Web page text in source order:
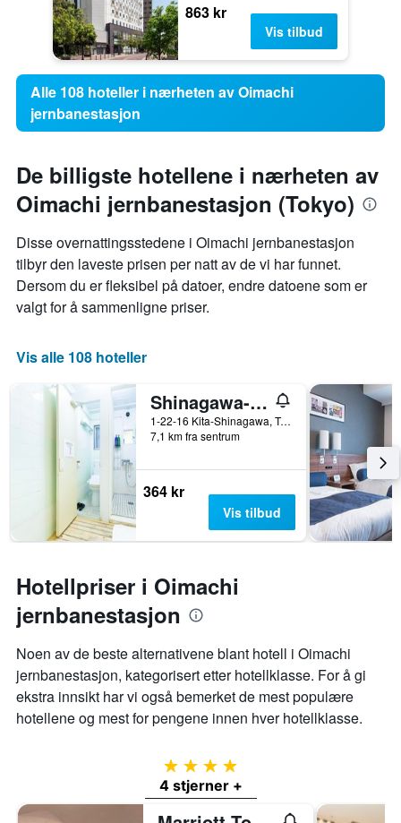
863 kr
Vis tilbud
Alle 108 hoteller i nærheten av Oimachi
jernbanestasjon
De billigste hotellene i nærheten av
Oimachi jernbanestasjon (Tokyo)
Disse overnattingsstedene i Oimachi jernbanestasjon
tilbyr den laveste prisen per natt av de vi har funnet.
Dersom du er fleksibel på datoer, endre datoene som er
valgt for å sammenligne priser.
Vis alle 108 hoteller
Shinagawa-Shuku Guest House & Tours - Hostel
1-22-16 Kita-Shinagawa, Tokyo, Japan
7,1 km fra sentrum
364 kr
Vis tilbud
Hotellpriser i Oimachi
jernbanestasjon
Noen av de beste alternativene blant hotell i Oimachi
jernbanestasjon, kategorisert etter hotellklasse. For å gi
ekstra innsikt har vi også bemerket de mest populære
hotellene og mest for pengene innen hver hotellklasse.
4 stjerner
4 stjerner +